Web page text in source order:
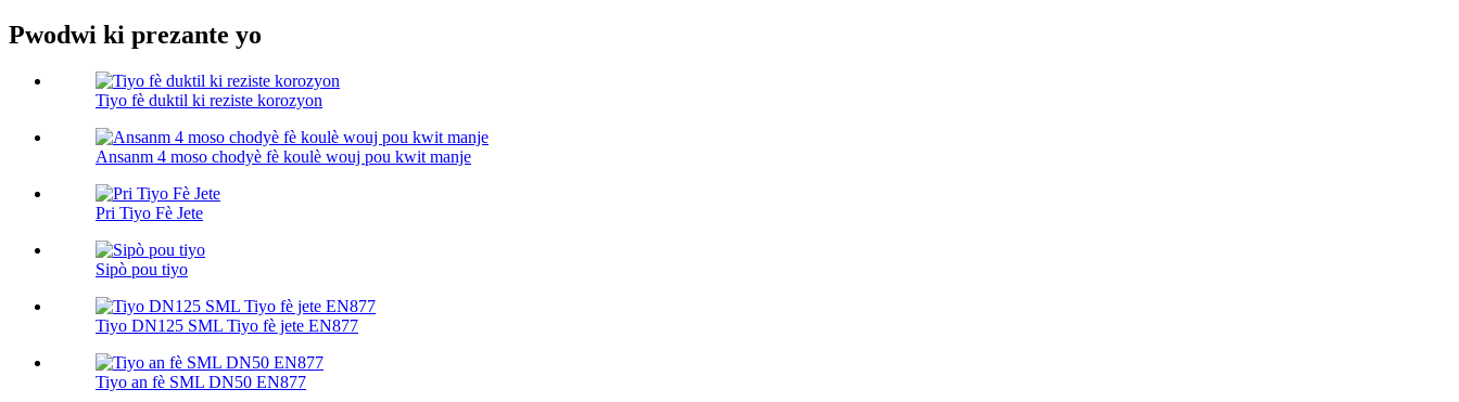
Pwodwi ki prezante yo
Tiyo fè duktil ki reziste korozyon
Ansanm 4 moso chodyè fè koulè wouj pou kwit manje
Pri Tiyo Fè Jete
Sipò pou tiyo
Tiyo DN125 SML Tiyo fè jete EN877
Tiyo an fè SML DN50 EN877